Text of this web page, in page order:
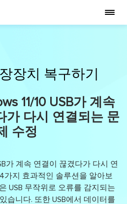
장치 복구하기
11/10 USB가 계속
가 다시 연결되는 문
수정
가 계속 연결이 끊겼다가 다시 연
가지 효과적인 솔루션을 알아보
USB 무작위로 오류를 감지되는
습니다. 또한 USB에서 데이터를